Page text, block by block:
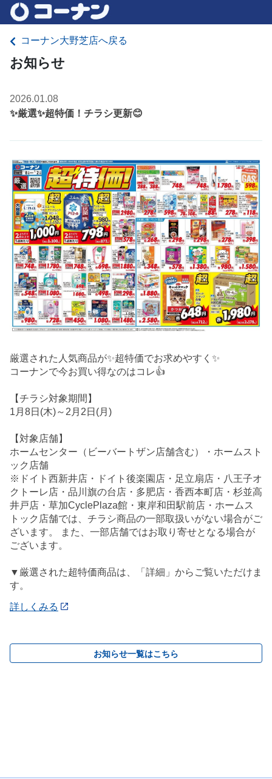
コーナン大野芝店へ戻る
お知らせ
2026.01.08
✨厳選✨超特価！チラシ更新😊
厳選された人気商品が✨超特価でお求めやすく✨
コーナンで今お買い得なのはコレ👍
【チラシ対象期間】
1月8日(木)～2月2日(月)
【対象店舗】
ホームセンター（ビーバートザン店舗含む）・ホームスト
ック店舗
※ドイト西新井店・ドイト後楽園店・足立扇店・八王子オ
クトーレ店・品川旗の台店・多肥店・香西本町店・杉並高
井戸店・草加CyclePlaza館・東岸和田駅前店・ホームス
トック店舗では、チラシ商品の一部取扱いがない場合がご
ざいます。 また、一部店舗ではお取り寄せとなる場合が
ございます。
▼厳選された超特価商品は、「詳細」からご覧いただけま
す。
詳しくみる
お知らせ一覧はこちら